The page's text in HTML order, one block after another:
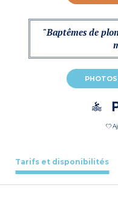
"Baptêmes de
PHOTOS
Tarifs et disponibilités